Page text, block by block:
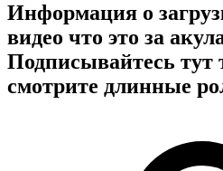
Информация о
видео что это за
Подписывайтесь тут
смотрите длинные